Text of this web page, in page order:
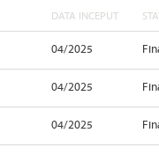
DATA INCEPUT
04/2025
04/2025
04/2025